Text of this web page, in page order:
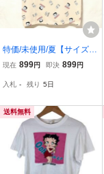
特価/未使用/夏【サイズ=L
(レディス)】Betty Boop/
半袖/Tシャツ/ビッグシル
ige柄
現在 899円 即決 899円
入札 - 残り 5日
送料無料